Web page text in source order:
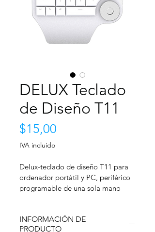
DELUX Teclado
de Diseño T11
$15,00
IVA incluido
Delux-teclado de diseño T11 para
ordenador portátil y PC, periférico
programable de una sola mano
INFORMACIÓN DE
PRODUCTO